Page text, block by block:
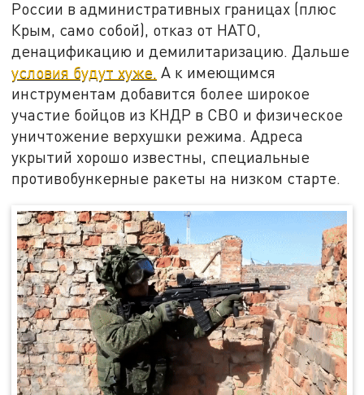
России в административных границах (плюс
Крым, само собой), отказ от НАТО,
денацификацию и демилитаризацию. Дальше
условия будут хуже. А к имеющимся
инструментам добавится более широкое
участие бойцов из КНДР в СВО и физическое
уничтожение верхушки режима. Адреса
укрытий хорошо известны, специальные
противобункерные ракеты на низком старте.